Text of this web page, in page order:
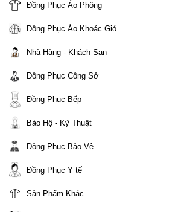
Đồng Phục Áo Phông
Đồng Phục Áo Khoác Gió
Nhà Hàng - Khách Sạn
Đồng Phục Công Sở
Đồng Phục Bếp
Bảo Hộ - Kỹ Thuật
Đồng Phục Bảo Vệ
Đồng Phục Y tế
Sản Phẩm Khác